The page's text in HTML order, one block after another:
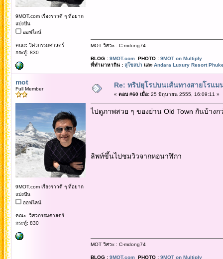
9MOT.com เรื่องราวดี ๆ ที่อยาก
แบ่งปัน
ออฟไลน์
คณะ: วิศวกรรมศาสตร์
กระทู้: 830
MOT วิศวะ : C-mdong74
BLOG : 9MOT.comPHOTO : 9MOT on Multiply
ที่ทำมาหากิน : สุโขสปา และ Andara Luxury Resort
mot
Full Member
9MOT.com เรื่องราวดี ๆ ที่อยาก
แบ่งปัน
ออฟไลน์
คณะ: วิศวกรรมศาสตร์
กระทู้: 830
Re: ทริปยุโรปบนเส้นทางสายโรแม
« ตอบ #60 เมื่อ:25 มิถุนายน 2555, 16:09:11 »
ไปดูภาพสวย ๆ ของย่าน Old Town กันบ้าง
ลิพท์ขึ้นไปชมวิวจากหอนาฬิกา
MOT วิศวะ : C-mdong74
BLOG : 9MOT.comPHOTO : 9MOT on Multiply